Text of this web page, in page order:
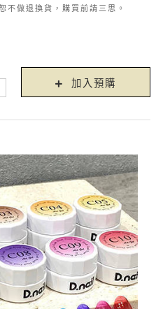
不做退換貨，購買前請三思。
加入預購